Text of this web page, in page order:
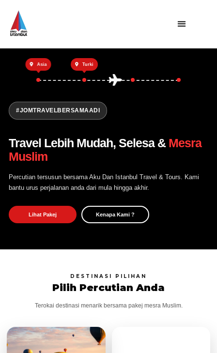
Utama
Private Trip
Open Trip
Tentang Kami
Hubungi Kami
Asia Turki
#JOMTRAVELBERSAMAADI
Travel Lebih Mudah, Selesa & Mesra
Muslim
Percutian tersusun bersama Aku Dan Istanbul Travel & Tours. Kami
bantu urus perjalanan anda dari mula hingga akhir.
Lihat Pakej Kenapa Kami ?
DESTINASI PILIHAN
Pilih Percutian Anda
Terokai destinasi menarik bersama pakej mesra Muslim.